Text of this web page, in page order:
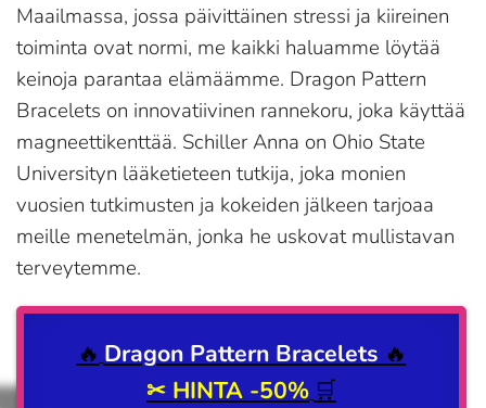
Maailmassa, jossa päivittäinen stressi ja kiireinen
toiminta ovat normi, me kaikki haluamme löytää
keinoja parantaa elämäämme. Dragon Pattern
Bracelets on innovatiivinen rannekoru, joka käyttää
magneettikenttää. Schiller Anna on Ohio State
Universityn lääketieteen tutkija, joka monien
vuosien tutkimusten ja kokeiden jälkeen tarjoaa
meille menetelmän, jonka he uskovat mullistavan
terveytemme.
🔥 Dragon Pattern Bracelets 🔥
✂ HINTA -50% 🛒